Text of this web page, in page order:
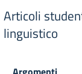
Articoli
linguistico